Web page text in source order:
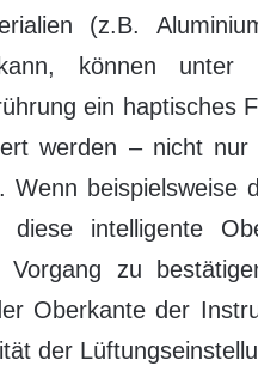
(z.B.
können unter
ein haptisches
werden – nicht
Wenn beispielsweise
intelligente
zu
Oberkante der
der